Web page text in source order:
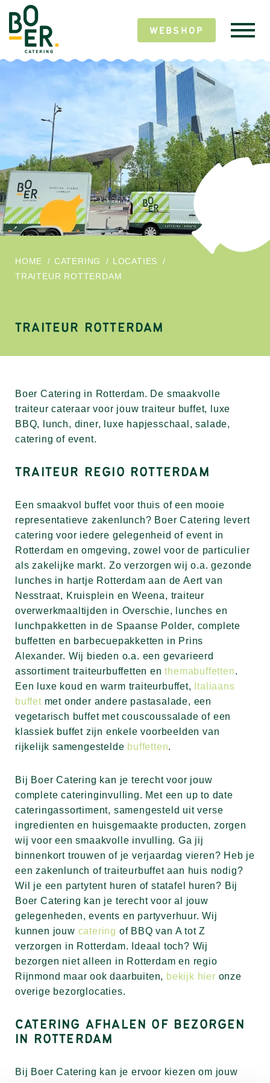
WEBSHOP
HOME / CATERING / LOCATIES
/
TRAITEUR ROTTERDAM
TRAITEUR ROTTERDAM
Boer Catering in Rotterdam. De smaakvolle
traiteur cateraar voor jouw traiteur buffet, luxe
BBQ, lunch, diner, luxe hapjesschaal, salade,
catering of event.
TRAITEUR REGIO ROTTERDAM
Een smaakvol buffet voor thuis of een mooie
representatieve zakenlunch? Boer Catering levert
catering voor iedere gelegenheid of event in
Rotterdam en omgeving, zowel voor de particulier
als zakelijke markt. Zo verzorgen wij o.a. gezonde
lunches in hartje Rotterdam aan de Aert van
Nesstraat, Kruisplein en Weena, traiteur
overwerkmaaltijden in Overschie, lunches en
lunchpakketten in de Spaanse Polder, complete
buffetten en barbecuepakketten in Prins
Alexander. Wij bieden o.a. een gevarieerd
assortiment traiteurbuffetten enthemabuffetten.
Een luxe koud en warm traiteurbuffet,
Italiaans
buffetmet onder andere pastasalade, een
vegetarisch buffet met couscoussalade of een
klassiek buffet zijn enkele voorbeelden van
rijkelijk samengestelde buffetten.
Bij Boer Catering kan je terecht voor jouw
complete cateringinvulling. Met een up to date
cateringassortiment, samengesteld uit verse
ingredienten en huisgemaakte producten, zorgen
wij voor een smaakvolle invulling. Ga jij
binnenkort trouwen of je verjaardag vieren? Heb je
een zakenlunch of traiteurbuffet aan huis nodig?
Wil je een partytent huren of statafel huren? Bij
Boer Catering kan je terecht voor al jouw
gelegenheden, events en partyverhuur. Wij
kunnen jouw catering of BBQ van A tot Z
verzorgen in Rotterdam. Ideaal toch? Wij
bezorgen niet alleen in Rotterdam en regio
Rijnmond maar ook daarbuiten, bekijk hier onze
overige bezorglocaties.
CATERING AFHALEN OF BEZORGEN
IN ROTTERDAM
Bij Boer Catering kan je ervoor kiezen om jouw